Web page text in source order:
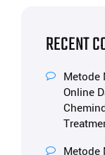
RECENT
Metode
Online
Metode